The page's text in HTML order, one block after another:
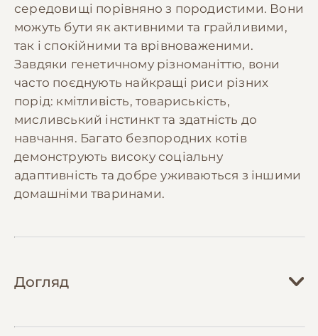
середовищі порівняно з породистими. Вони
можуть бути як активними та грайливими,
так і спокійними та врівноваженими.
Завдяки генетичному різноманіттю, вони
часто поєднують найкращі риси різних
порід: кмітливість, товариськість,
мисливський інстинкт та здатність до
навчання. Багато безпородних котів
демонструють високу соціальну
адаптивність та добре уживаються з іншими
домашніми тваринами.
Догляд